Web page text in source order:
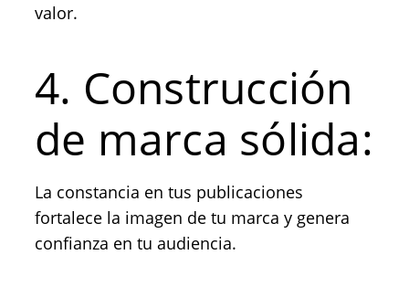
valor.
4. Construcción
de marca sólida:
La constancia en tus publicaciones
fortalece la imagen de tu marca y genera
confianza en tu audiencia.